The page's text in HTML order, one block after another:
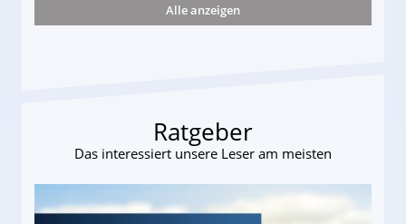
und wie viel?
Alle anzeigen
Ratgeber
Das interessiert unsere Leser am meisten